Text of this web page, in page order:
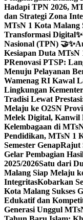
Hadapi TPN 2026,
dan Strategi Zona
MTsN 1 Kota Malang
Transformasi Digital
Nasional (TPN) 🤝✨
Kesiapan Duta MTsN
PRenovasi PTSP:
Menuju Pelayanan
Wamenag RI Kawal
Lingkungan
Tradisi Lewat
Melaju ke O2SN
Melek Digital, Kanwil
Kelembagaan di
Pendidikan, MTsN 1
Semester GenapRajut
Gelar Pembagian
2025/2026Satu dari
Malang Siap Melaju
IntegritasKobarkan
Kota Malang Sukses
Edukatif dan
Generasi Unggul